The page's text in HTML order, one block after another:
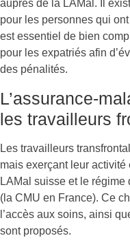
auprès de la LAMal. Il
pour les personnes qui
est essentiel de bien
pour les expatriés afin
des pénalités.
L’assurance-
les travailleurs
Les travailleurs
mais exerçant leur
LAMal suisse et le
(la CMU en France). Ce
l’accès aux soins, ainsi
sont proposés.